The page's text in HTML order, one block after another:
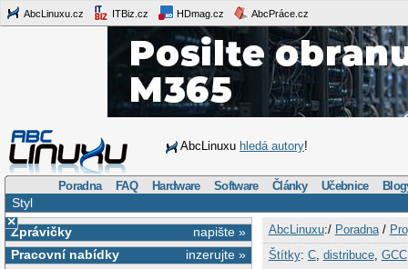
AbcLinuxu.cz ITBiz.cz HDmag.cz AbcPráce.cz
AbcLinuxu hledá autory!
Poradna FAQ Hardware Software Články Učebnice
Styl
×
napište »
Zprávičky
inzerujte »
Pracovní nabídky
AbcLinuxu:/ Poradna/
Štítky: C, distribuce, GCC